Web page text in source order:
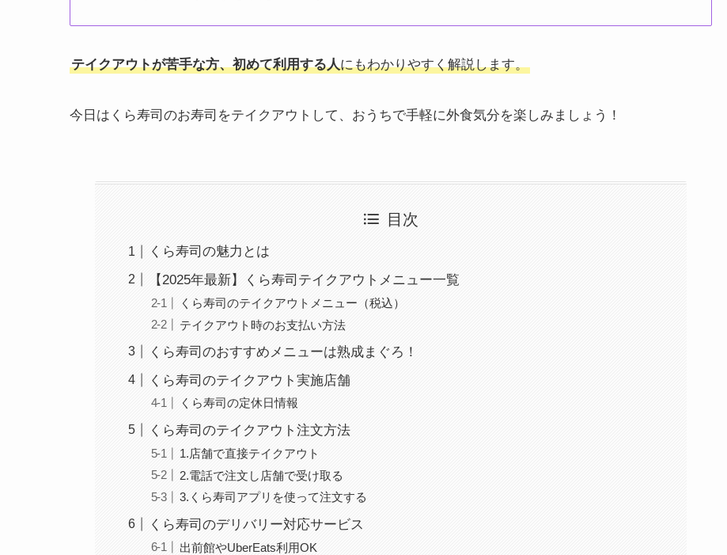
テイクアウトが苦手な方、初めて利用する人にもわかりやすく解説します。
今日はくら寿司のお寿司をテイクアウトして、おうちで手軽に外食気分を楽しみましょう！
目次
くら寿司の魅力とは
【2025年最新】くら寿司テイクアウトメニュー一覧
くら寿司のテイクアウトメニュー（税込）
テイクアウト時のお支払い方法
くら寿司のおすすめメニューは熟成まぐろ！
くら寿司のテイクアウト実施店舗
くら寿司の定休日情報
くら寿司のテイクアウト注文方法
1.店舗で直接テイクアウト
2.電話で注文し店舗で受け取る
3.くら寿司アプリを使って注文する
くら寿司のデリバリー対応サービス
出前館やUberEats利用OK